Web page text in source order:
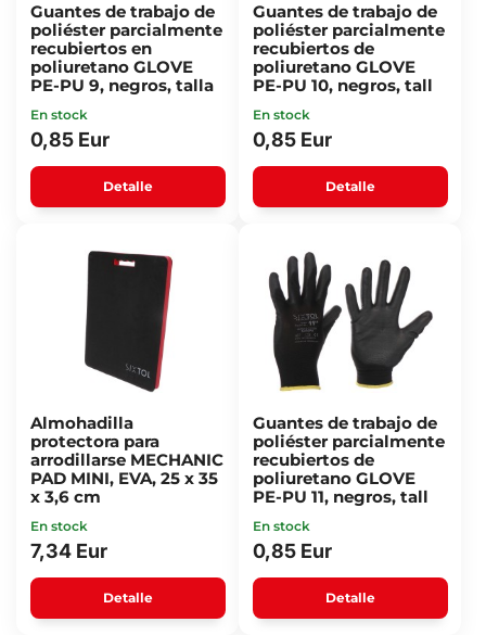
Guantes de trabajo de
poliéster parcialmente
recubiertos en
poliuretano GLOVE
PE-PU 9, negros, talla
En stock
0,85 Eur
Detalle
Guantes de trabajo de
poliéster parcialmente
recubiertos de
poliuretano GLOVE
PE-PU 10, negros, tall
En stock
0,85 Eur
Detalle
Almohadilla
protectora para
arrodillarse MECHANIC
PAD MINI, EVA, 25 x 35
x 3,6 cm
En stock
7,34 Eur
Detalle
Guantes de trabajo de
poliéster parcialmente
recubiertos de
poliuretano GLOVE
PE-PU 11, negros, tall
En stock
0,85 Eur
Detalle